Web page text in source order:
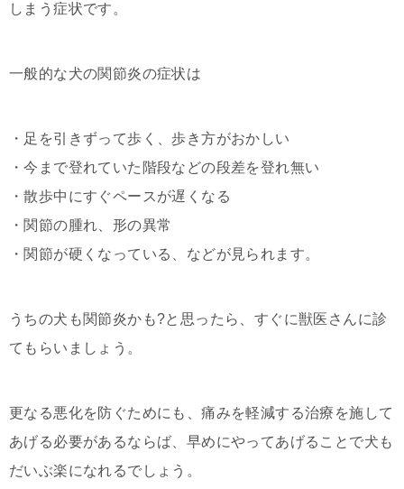
しまう症状です。
一般的な犬の関節炎の症状は
・足を引きずって歩く、歩き方がおかしい
・今まで登れていた階段などの段差を登れ無い
・散歩中にすぐペースが遅くなる
・関節の腫れ、形の異常
・関節が硬くなっている、などが見られます。
うちの犬も関節炎かも?と思ったら、すぐに獣医さんに診
てもらいましょう。
更なる悪化を防ぐためにも、痛みを軽減する治療を施して
あげる必要があるならば、早めにやってあげることで犬も
だいぶ楽になれるでしょう。